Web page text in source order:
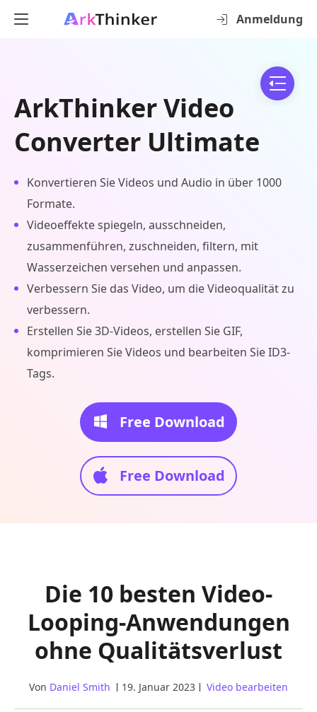
Anmeldung
ArkThinker Video
Converter Ultimate
Konvertieren Sie Videos und Audio in über 1000
Formate.
Videoeffekte spiegeln, ausschneiden,
zusammenführen, zuschneiden, filtern, mit
Wasserzeichen versehen und anpassen.
Verbessern Sie das Video, um die Videoqualität zu
verbessern.
Erstellen Sie 3D-Videos, erstellen Sie GIF,
komprimieren Sie Videos und bearbeiten Sie ID3-
Tags.
Free Download
Free Download
Die 10 besten Video-
Looping-Anwendungen
ohne Qualitätsverlust
Von Daniel Smith 19. Januar 2023 Video bearbeiten